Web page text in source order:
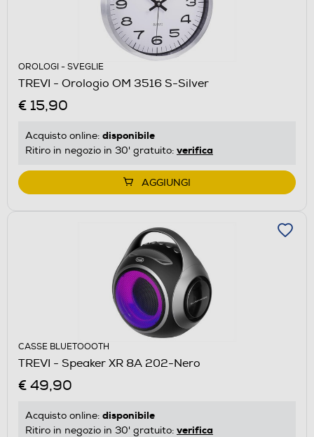
OROLOGI - SVEGLIE
TREVI - Orologio OM 3516 S-Silver
€ 15,90
Acquisto online: disponibile
Ritiro in negozio in 30' gratuito: verifica
AGGIUNGI
CASSE BLUETOOOTH
TREVI - Speaker XR 8A 202-Nero
€ 49,90
Acquisto online: disponibile
Ritiro in negozio in 30' gratuito: verifica